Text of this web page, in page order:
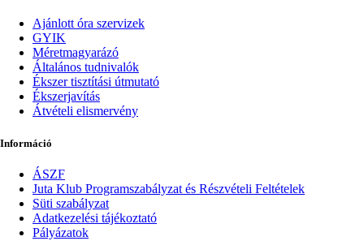
Ajánlott óra szervizek
GYIK
Méretmagyarázó
Általános tudnivalók
Ékszer tisztítási útmutató
Ékszerjavítás
Átvételi elismervény
Információ
ÁSZF
Juta Klub Programszabályzat és Részvételi Feltételek
Süti szabályzat
Adatkezelési tájékoztató
Pályázatok